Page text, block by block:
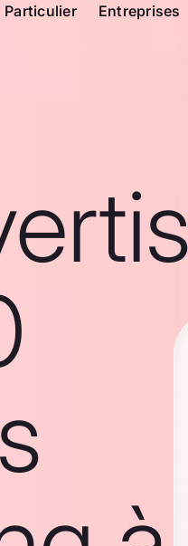
Particulier Entreprises